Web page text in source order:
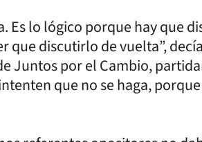
Es lo lógico porque hay que
que discutirlo de vuelta”,
Juntos por el Cambio,
que no se haga,